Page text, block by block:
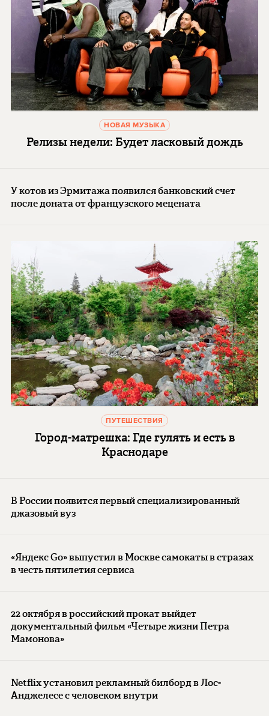
НОВАЯ МУЗЫКА
Релизы недели: Будет ласковый дождь
У котов из Эрмитажа появился банковский счет
после доната от французского мецената
ПУТЕШЕСТВИЯ
Город-матрешка: Где гулять и есть в
Краснодаре
В России появится первый специализированный
джазовый вуз
«Яндекс Go» выпустил в Москве самокаты в стразах
в честь пятилетия сервиса
22 октября в российский прокат выйдет
документальный фильм «Четыре жизни Петра
Мамонова»
Netflix установил рекламный билборд в Лос-
Анджелесе с человеком внутри